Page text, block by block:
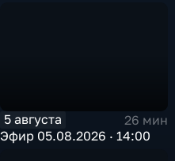
5 августа
26 мин
Эфир 05.08.2026 · 14:00